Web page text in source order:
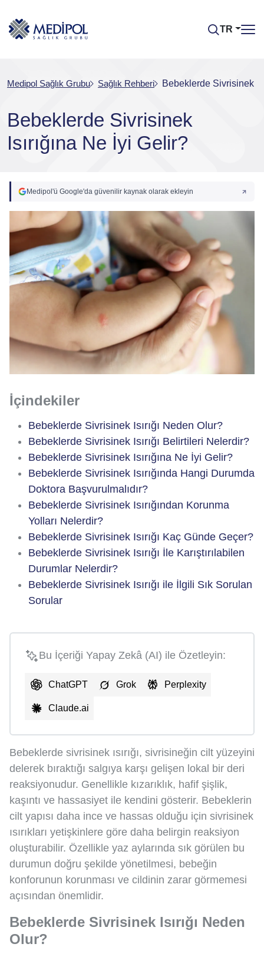
TR
Medipol Sağlık Grubu Sağlık Rehberi Bebeklerde Sivrisinek
Bebeklerde Sivrisinek
Isırığına Ne İyi Gelir?
Medipol'ü Google'da güvenilir kaynak olarak ekleyin
İçindekiler
Bebeklerde Sivrisinek Isırığı Neden Olur?
Bebeklerde Sivrisinek Isırığı Belirtileri Nelerdir?
Bebeklerde Sivrisinek Isırığına Ne İyi Gelir?
Bebeklerde Sivrisinek Isırığında Hangi Durumda
Doktora Başvurulmalıdır?
Bebeklerde Sivrisinek Isırığından Korunma
Yolları Nelerdir?
Bebeklerde Sivrisinek Isırığı Kaç Günde Geçer?
Bebeklerde Sivrisinek Isırığı İle Karıştırılabilen
Durumlar Nelerdir?
Bebeklerde Sivrisinek Isırığı ile İlgili Sık Sorulan
Sorular
Bu İçeriği Yapay Zekâ (AI) ile Özetleyin:
ChatGPT Grok Perplexity
Claude.ai
Bebeklerde sivrisinek ısırığı, sivrisineğin cilt yüzeyini
delerek bıraktığı salgıya karşı gelişen lokal bir deri
reaksiyonudur. Genellikle kızarıklık, hafif şişlik,
kaşıntı ve hassasiyet ile kendini gösterir. Bebeklerin
cilt yapısı daha ince ve hassas olduğu için sivrisinek
ısırıkları yetişkinlere göre daha belirgin reaksiyon
oluşturabilir. Özellikle yaz aylarında sık görülen bu
durumun doğru şekilde yönetilmesi, bebeğin
konforunun korunması ve cildinin zarar görmemesi
açısından önemlidir.
Bebeklerde Sivrisinek Isırığı Neden
Olur?